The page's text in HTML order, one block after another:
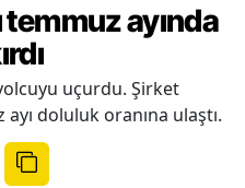
temmuz ayında
uçurdu. Şirket
doluluk oranına ulaştı.